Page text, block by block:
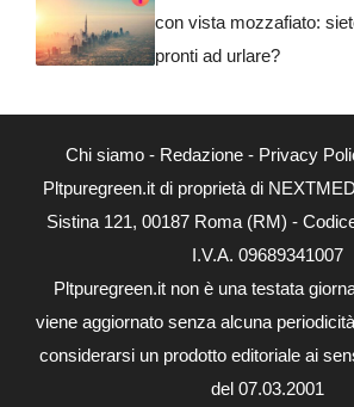
con vista mozzafiato:
pronti ad urlare?
Chi siamo- Redazione- Privacy
Pltpuregreen.it di proprietà di
Sistina 121, 00187 Roma (RM) -
I.V.A. 09689341007
Pltpuregreen.it non è una testata
viene aggiornato senza alcuna
considerarsi un prodotto editoriale ai
del 07.03.2001